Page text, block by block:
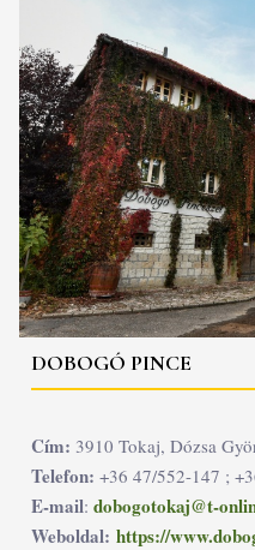
DOBOGÓ PINCE
Cím: 3910 Tokaj, Dózsa
Telefon: +36 47/552-147 ;
E-mail: dobogotokaj@t-
Weboldal: https://